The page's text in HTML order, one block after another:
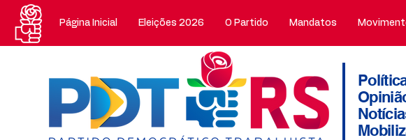
Página Inicial Eleições 2026 O Partido Mandatos